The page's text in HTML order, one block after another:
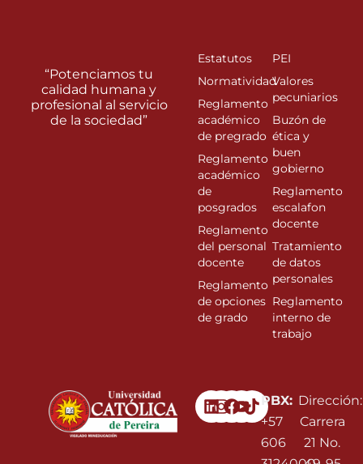
Linkedin
Instagram
Facebook
Youtube
PBX:
+57
606
Dirección:
Carrera
21 No.
“Potenciamos tu
calidad humana y
profesional al servicio
de la sociedad”
Estatutos
Normatividad
Reglamento
académico
de pregrado
Reglamento
académico
de
posgrados
Reglamento
del personal
docente
Reglamento
de opciones
de grado
PEI
Valores
pecuniarios
Buzón de
ética y
buen
gobierno
Reglamento
escalafon
docente
Tratamiento
de datos
personales
Reglamento
interno de
trabajo